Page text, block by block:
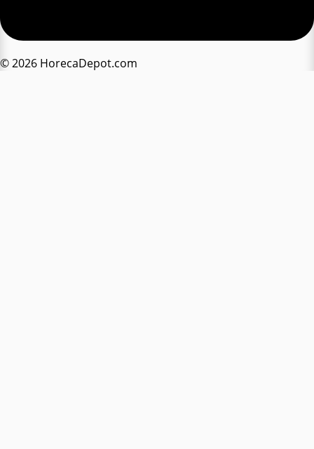
© 2026 HorecaDepot.com